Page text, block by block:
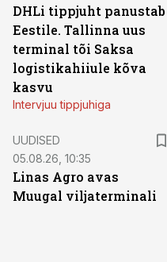
DHLi tippjuht panustab
Eestile. Tallinna uus
terminal tõi Saksa
logistikahiiule kõva
kasvu
Intervjuu tippjuhiga
UUDISED
05.08.26, 10:35
Linas Agro avas
Muugal viljaterminali